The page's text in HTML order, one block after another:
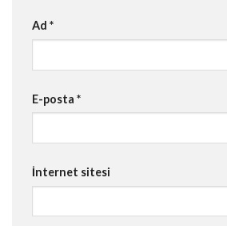
Ad *
E-posta *
İnternet sitesi